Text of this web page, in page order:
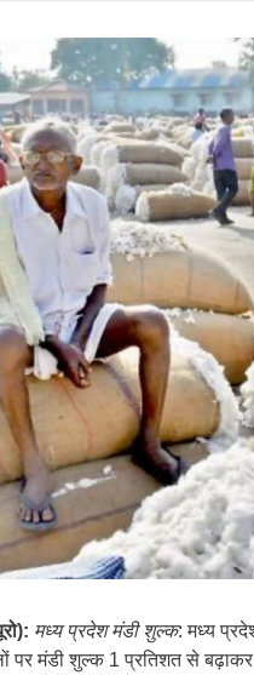
मध्य प्रदेश मंडी शुल्क: मध्य
मंडी शुल्क 1 प्रतिशत से बढ़ाकर